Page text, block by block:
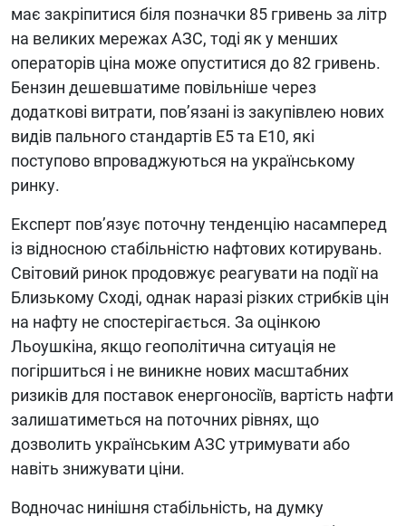
має закріпитися біля позначки 85 гривень за літр
на великих мережах АЗС, тоді як у менших
операторів ціна може опуститися до 82 гривень.
Бензин дешевшатиме повільніше через
додаткові витрати, пов’язані із закупівлею нових
видів пального стандартів E5 та E10, які
поступово впроваджуються на українському
ринку.
Експерт пов’язує поточну тенденцію насамперед
із відносною стабільністю нафтових котирувань.
Світовий ринок продовжує реагувати на події на
Близькому Сході, однак наразі різких стрибків цін
на нафту не спостерігається. За оцінкою
Льоушкіна, якщо геополітична ситуація не
погіршиться і не виникне нових масштабних
ризиків для поставок енергоносіїв, вартість нафти
залишатиметься на поточних рівнях, що
дозволить українським АЗС утримувати або
навіть знижувати ціни.
Водночас нинішня стабільність, на думку